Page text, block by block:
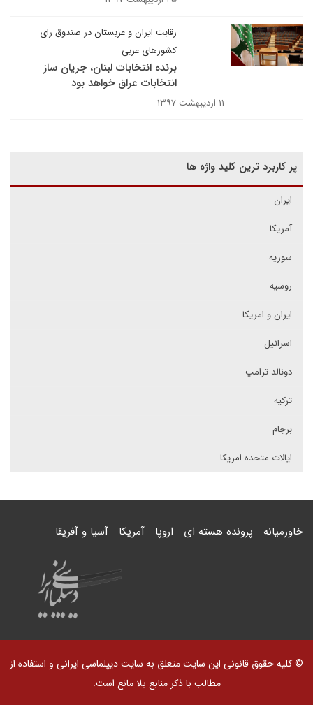
رقابت ایران و عربستان در صندوق رای
کشورهای عربی
برنده انتخابات لبنان، جریان ساز
انتخابات عراق خواهد بود
۱۱ اردیبهشت ۱۳۹۷
پر کاربرد ترین کلید واژه ها
ایران
آمریکا
سوریه
روسیه
ایران و امریکا
اسرائیل
دونالد ترامپ
ترکیه
برجام
ایالات متحده امریکا
خاورمیانه پرونده هسته ای اروپا آمریکا آسیا و آفریقا
© کلیه حقوق قانونی این سایت متعلق به سایت دیپلماسی ایرانی و استفاده از
مطالب با ذکر منابع بلا مانع است.